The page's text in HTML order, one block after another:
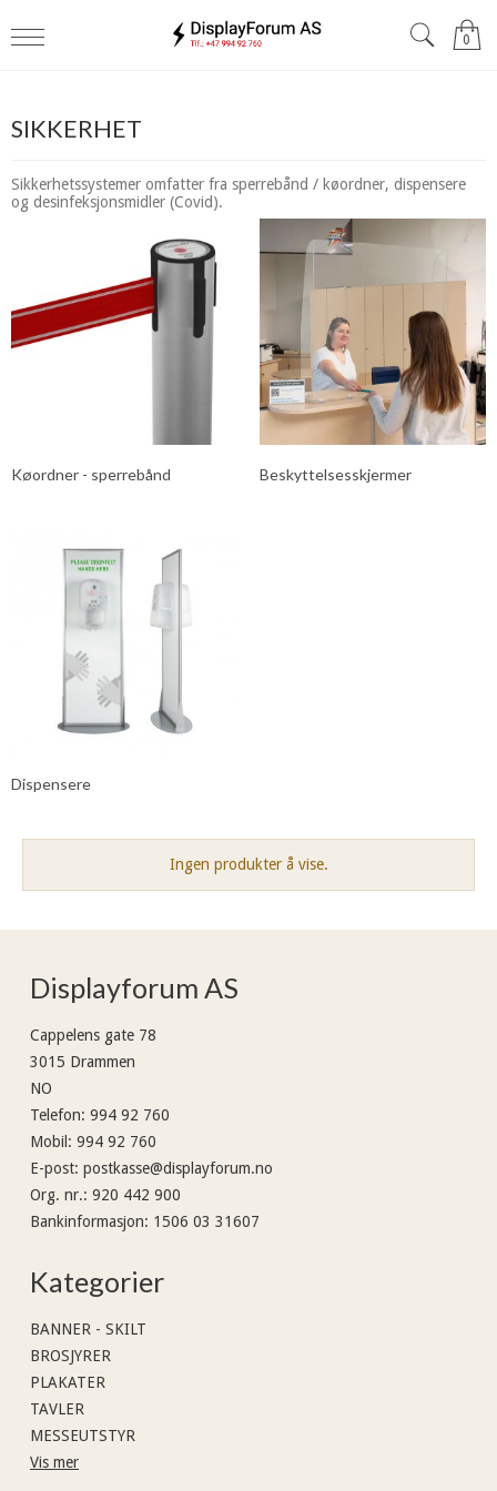
0
SIKKERHET
Sikkerhetssystemer omfatter fra sperrebånd / køordner, dispensere
og desinfeksjonsmidler (Covid).
Køordner - sperrebånd Beskyttelsesskjermer
Dispensere
Ingen produkter å vise.
Displayforum AS
Cappelens gate 78
3015 Drammen
NO
Telefon: 994 92 760
Mobil : 994 92 760
E-post: postkasse@displayforum.no
Org. nr.: 920 442 900
Bankinformasjon: 1506 03 31607
Kategorier
BANNER - SKILT
BROSJYRER
PLAKATER
TAVLER
MESSEUTSTYR
Vis mer